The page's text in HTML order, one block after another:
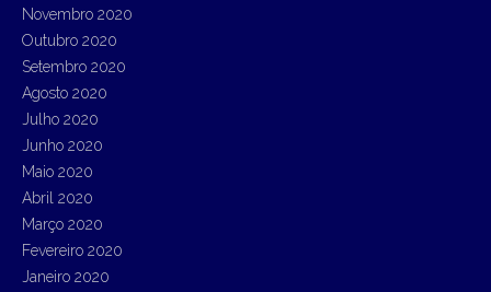
Novembro 2020
Outubro 2020
Setembro 2020
Agosto 2020
Julho 2020
Junho 2020
Maio 2020
Abril 2020
Março 2020
Fevereiro 2020
Janeiro 2020